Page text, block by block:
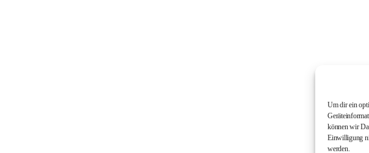
Um dir ein
können wir
Einwilligung
werden.